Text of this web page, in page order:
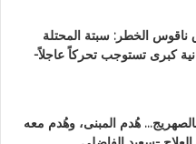
ناقوس الخطر: سبتة المحتلة
كبرى تستوجب تحركاً عاجلاً-
هُدم المبنى، وهُدم معه